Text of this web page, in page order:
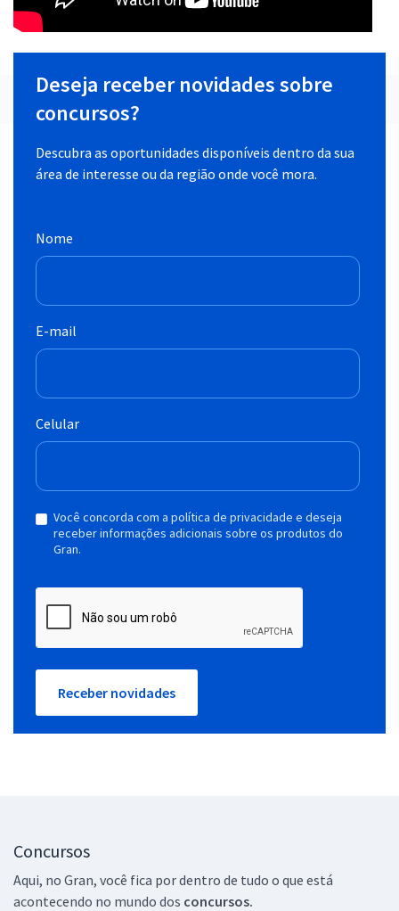
Deseja receber novidades sobre
concursos?
Descubra as oportunidades disponíveis dentro da sua
área de interesse ou da região onde você mora.
Nome
E-mail
Celular
Você concorda com a política de privacidade e deseja
receber informações adicionais sobre os produtos do
Gran.
Receber novidades
Concursos
Aqui, no Gran, você fica por dentro de tudo o que está
acontecendo no mundo dos concursos.